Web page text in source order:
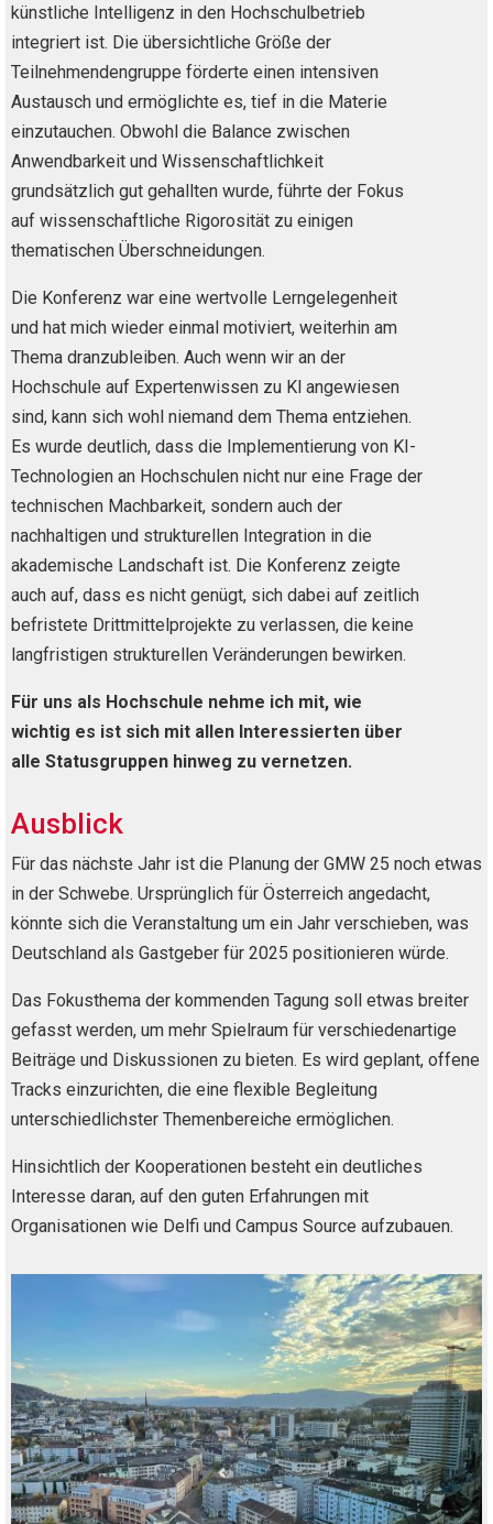
künstliche Intelligenz in den Hochschulbetrieb
integriert ist. Die übersichtliche Größe der
Teilnehmendengruppe förderte einen intensiven
Austausch und ermöglichte es, tief in die Materie
einzutauchen. Obwohl die Balance zwischen
Anwendbarkeit und Wissenschaftlichkeit
grundsätzlich gut gehallten wurde, führte der Fokus
auf wissenschaftliche Rigorosität zu einigen
thematischen Überschneidungen.
Die Konferenz war eine wertvolle Lerngelegenheit
und hat mich wieder einmal motiviert, weiterhin am
Thema dranzubleiben. Auch wenn wir an der
Hochschule auf Expertenwissen zu Kl angewiesen
sind, kann sich wohl niemand dem Thema entziehen.
Es wurde deutlich, dass die Implementierung von KI-
Technologien an Hochschulen nicht nur eine Frage der
technischen Machbarkeit, sondern auch der
nachhaltigen und strukturellen Integration in die
akademische Landschaft ist. Die Konferenz zeigte
auch auf, dass es nicht genügt, sich dabei auf zeitlich
befristete Drittmittelprojekte zu verlassen, die keine
langfristigen strukturellen Veränderungen bewirken.
Für uns als Hochschule nehme ich mit, wie
wichtig es ist sich mit allen Interessierten über
alle Statusgruppen hinweg zu vernetzen.
Ausblick
Für das nächste Jahr ist die Planung der GMW 25 noch etwas
in der Schwebe. Ursprünglich für Österreich angedacht,
könnte sich die Veranstaltung um ein Jahr verschieben, was
Deutschland als Gastgeber für 2025 positionieren würde.
Das Fokusthema der kommenden Tagung soll etwas breiter
gefasst werden, um mehr Spielraum für verschiedenartige
Beiträge und Diskussionen zu bieten. Es wird geplant, offene
Tracks einzurichten, die eine flexible Begleitung
unterschiedlichster Themenbereiche ermöglichen.
Hinsichtlich der Kooperationen besteht ein deutliches
Interesse daran, auf den guten Erfahrungen mit
Organisationen wie Delfi und Campus Source aufzubauen.